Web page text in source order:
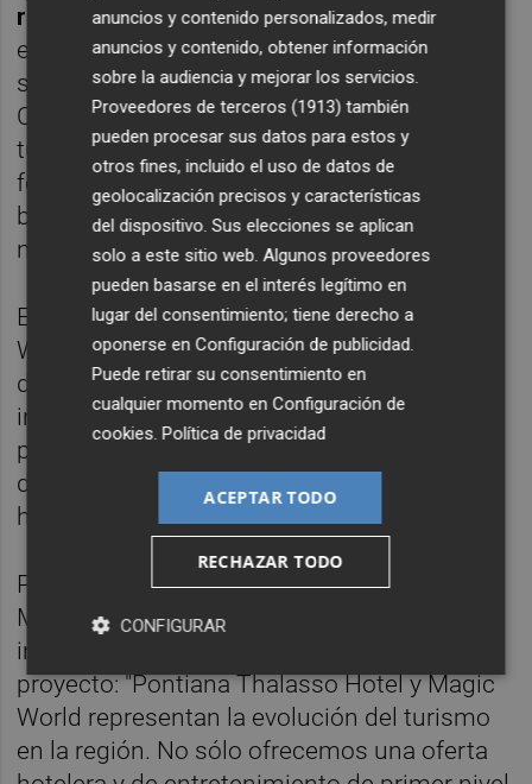
resort Magic Worldno solo se traduce en
empleo, sino en una contribución
significativa al desarrollo económico de
Castellón. La inversión en infraestructuras
turísticas y la atracción de visitantes
fortalecen el tejido empresarial local,
beneficiando a proveedores, comercios y
negocios relacionados con el sector.
El proyecto refuerza la visión de Magic
World de impulsar un turismo sostenible,
donde la excelencia en el servicio, la
innovación y el talento humano sean claves
para consolidar Oropesa del Mar como un
destino referente en bienestar, ocio y
hospitalidad.
Para Elia Moltó, directora de Operaciones de
Magic World, la apuesta por el talento y la
innovación es el pilar central de este
proyecto: "Pontiana Thalasso Hotel y Magic
World representan la evolución del turismo
en la región. No sólo ofrecemos una oferta
anuncios y contenido personalizados, medir
anuncios y contenido, obtener información
sobre la audiencia y mejorar los servicios.
Proveedores de terceros (1913) también
pueden procesar sus datos para estos y
otros fines, incluido el uso de datos de
geolocalización precisos y características
del dispositivo. Sus elecciones se aplican
solo a este sitio web. Algunos proveedores
pueden basarse en el interés legítimo en
lugar del consentimiento; tiene derecho a
oponerse enConfiguración de publicidad.
Puede retirar su consentimiento en
cualquier momento enConfiguración de
cookies.Política de privacidad
ACEPTAR TODO
RECHAZAR TODO
CONFIGURAR